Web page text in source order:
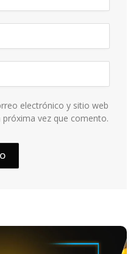
electrónico y sitio web
vez que comento.